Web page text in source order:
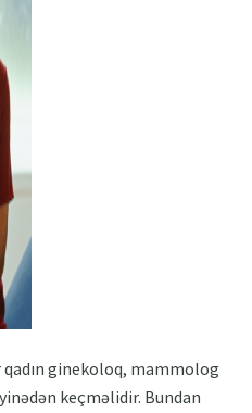
qadın ginekoloq, mammolog
keçməlidir. Bundan